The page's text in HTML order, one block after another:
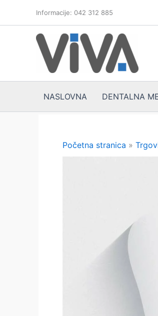
Informacije: 042 312 885
NASLOVNA DENTALNA
Početna stranica »